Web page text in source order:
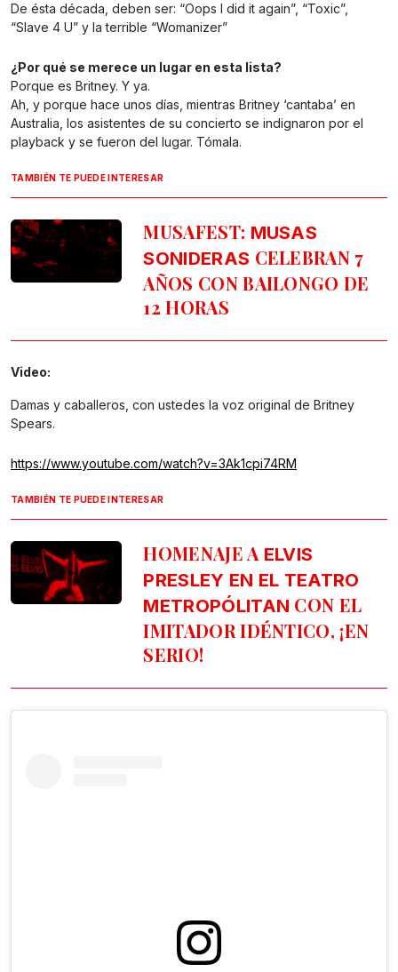
De ésta década, deben ser: “Oops I did it again”, “Toxic”,
“Slave 4 U” y la terrible “Womanizer”
¿Por qué se merece un lugar en esta lista?
Porque es Britney. Y ya.
Ah, y porque hace unos días, mientras Britney ‘cantaba’ en
Australia, los asistentes de su concierto se indignaron por el
playback y se fueron del lugar. Tómala.
TAMBIÉN TE PUEDE INTERESAR
MUSAFEST: MUSAS
SONIDERAS CELEBRAN 7
AÑOS CON BAILONGO DE
12 HORAS
Video:
Damas y caballeros, con ustedes la voz original de Britney
Spears.
https://www.youtube.com/watch?v=3Ak1cpi74RM
TAMBIÉN TE PUEDE INTERESAR
HOMENAJE AELVIS
PRESLEY EN EL TEATRO
METROPÓLITAN CON EL
IMITADOR IDÉNTICO, ¡EN
SERIO!